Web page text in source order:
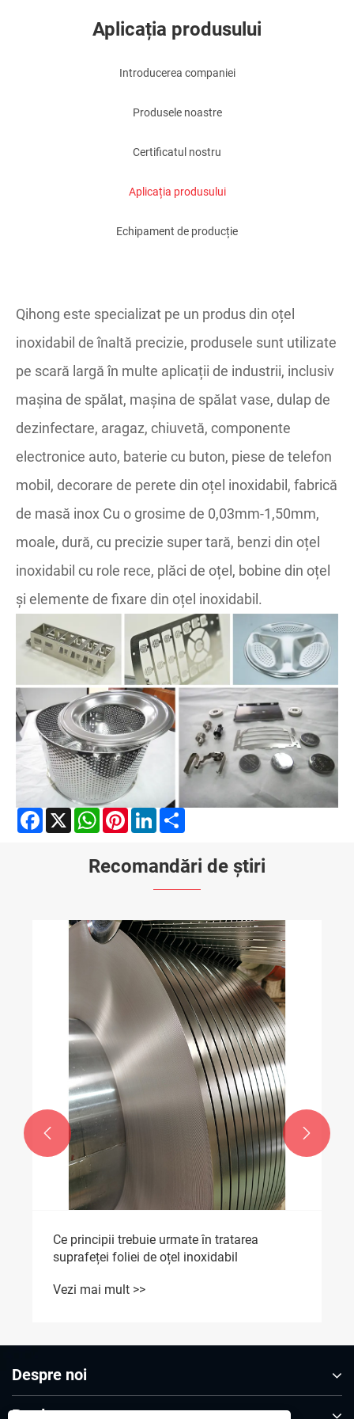
Aplicația produsului
Introducerea companiei
Produsele noastre
Certificatul nostru
Aplicația produsului
Echipament de producție
Qihong este specializat pe un produs din oțel
inoxidabil de înaltă precizie, produsele sunt utilizate
pe scară largă în multe aplicații de industrii, inclusiv
mașina de spălat, mașina de spălat vase, dulap de
dezinfectare, aragaz, chiuvetă, componente
electronice auto, baterie cu buton, piese de telefon
mobil, decorare de perete din oțel inoxidabil, fabrică
de masă inox Cu o grosime de 0,03mm-1,50mm,
moale, dură, cu precizie super tară, benzi din oțel
inoxidabil cu role rece, plăci de oțel, bobine din oțel
și elemente de fixare din oțel inoxidabil.
Facebook
X WhatsApp
PinterestLinkedIn
Recomandări de știri
Ce principii trebuie urmate în tratarea
suprafeței foliei de oțel inoxidabil
Vezi mai mult >>
 
Despre noi
Produse